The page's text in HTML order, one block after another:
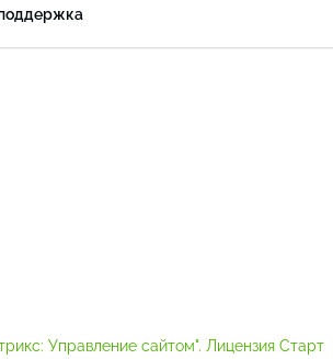
Управление сайтом". Лицензия Старт